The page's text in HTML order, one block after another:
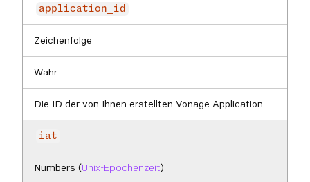
application_id
Zeichenfolge
Wahr
Die ID der von Ihnen erstellten Vonage Application.
iat
Numbers (Unix-Epochenzeit)